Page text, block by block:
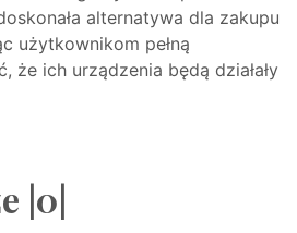
alternatywa dla zakupu
użytkownikom pełną
że ich urządzenia będą działały
|0|